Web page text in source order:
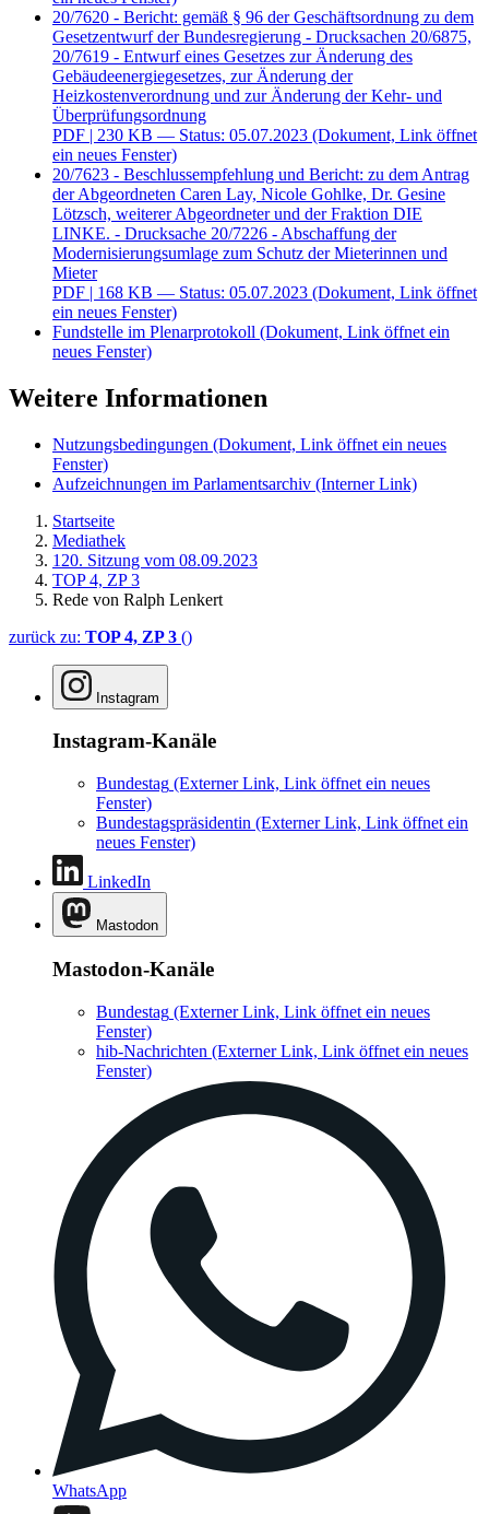
20/7620 - Bericht: gemäß § 96 der Geschäftsordnung zu dem
Gesetzentwurf der Bundesregierung - Drucksachen 20/6875,
20/7619 - Entwurf eines Gesetzes zur Änderung des
Gebäudeenergiegesetzes, zur Änderung der
Heizkostenverordnung und zur Änderung der Kehr- und
Überprüfungsordnung
PDF | 230 KB — Status: 05.07.2023 (Dokument, Link öffnet
ein neues Fenster)
20/7623 - Beschlussempfehlung und Bericht: zu dem Antrag
der Abgeordneten Caren Lay, Nicole Gohlke, Dr. Gesine
Lötzsch, weiterer Abgeordneter und der Fraktion DIE
LINKE. - Drucksache 20/7226 - Abschaffung der
Modernisierungsumlage zum Schutz der Mieterinnen und
Mieter
PDF | 168 KB — Status: 05.07.2023 (Dokument, Link öffnet
ein neues Fenster)
Fundstelle im Plenarprotokoll (Dokument, Link öffnet ein
neues Fenster)
Weitere Informationen
Nutzungsbedingungen (Dokument, Link öffnet ein neues
Fenster)
Aufzeichnungen im Parlamentsarchiv (Interner Link)
Startseite
Mediathek
120. Sitzung vom 08.09.2023
TOP 4, ZP 3
Rede von Ralph Lenkert
zurück zu: TOP 4, ZP 3 ()
Instagram
Instagram-Kanäle
Bundestag (Externer Link, Link öffnet ein neues
Fenster)
Bundestagspräsidentin (Externer Link, Link öffnet ein
neues Fenster)
LinkedIn
Mastodon
Mastodon-Kanäle
Bundestag (Externer Link, Link öffnet ein neues
Fenster)
hib-Nachrichten (Externer Link, Link öffnet ein neues
Fenster)
WhatsApp